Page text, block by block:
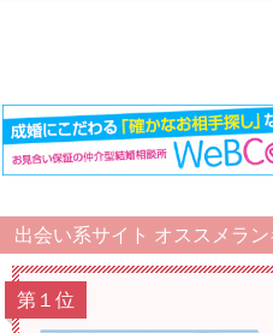
出会い系サイト オススメラ
第１位